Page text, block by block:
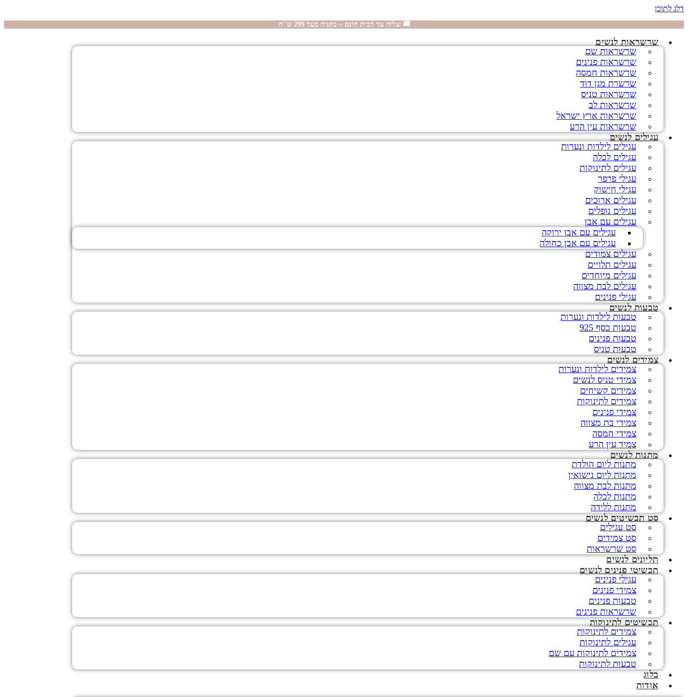
דלג לתוכן
🚚 שליח עד הבית חינם – בקניה מעל 299 ש"ח
שרשראות לנשים
שרשראות שם
שרשראות פנינים
שרשראות חמסה
שרשרת מגן דוד
שרשראות טניס
שרשראות לב
שרשראות ארץ ישראל
שרשראות עין הרע
עגילים לנשים
עגילים לילדות ונערות
עגילים לכלה
עגילים לתינוקות
עגילי פרפר
עגילי חישוק
עגילים ארוכים
עגילים נופלים
עגילים עם אבן
עגילים עם אבן ירוקה
עגילים עם אבן כחולה
עגילים צמודים
עגילים תלויים
עגילים מיוחדים
עגילים לבת מצווה
עגילי פנינים
טבעות לנשים
טבעות לילדות ונערות
טבעות כסף 925
טבעות פנינים
טבעות טניס
צמידים לנשים
צמידים לילדות ונערות
צמידי טניס לנשים
צמידים קשיחים
צמידים לתינוקות
צמידי פנינים
צמידי בת מצווה
צמידי חמסה
צמיד עין הרע
מתנות לנשים
מתנות ליום הולדת
מתנות ליום נישואין
מתנות לבת מצווה
מתנות לכלה
מתנות ללידה
סט תכשיטים לנשים
סט עגילים
סט צמידים
סט שרשראות
תליונים לנשים
תכשיטי פנינים לנשים
עגילי פנינים
צמידי פנינים
טבעות פנינים
שרשראות פנינים
תכשיטים לתינוקות
צמידים לתינוקות
עגילים לתינוקות
צמידים לתינוקות עם שם
טבעות לתינוקות
בלוג
אודות